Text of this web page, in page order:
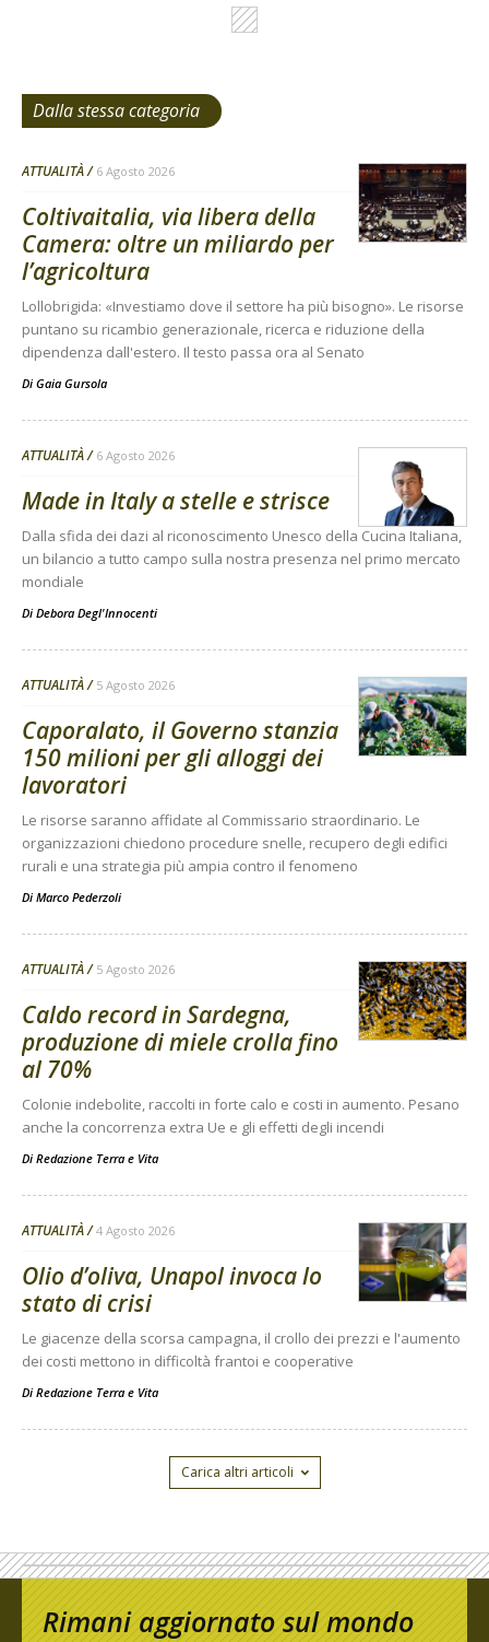
Dalla stessa categoria
ATTUALITÀ 6 Agosto 2026
Coltivaitalia, via libera della
Camera: oltre un miliardo per
l’agricoltura
Lollobrigida: «Investiamo dove il settore ha più bisogno». Le risorse
puntano su ricambio generazionale, ricerca e riduzione della
dipendenza dall'estero. Il testo passa ora al Senato
Di Gaia Gursola
ATTUALITÀ 6 Agosto 2026
Made in Italy a stelle e strisce
Dalla sfida dei dazi al riconoscimento Unesco della Cucina Italiana,
un bilancio a tutto campo sulla nostra presenza nel primo mercato
mondiale
Di Debora Degl'Innocenti
ATTUALITÀ 5 Agosto 2026
Caporalato, il Governo stanzia
150 milioni per gli alloggi dei
lavoratori
Le risorse saranno affidate al Commissario straordinario. Le
organizzazioni chiedono procedure snelle, recupero degli edifici
rurali e una strategia più ampia contro il fenomeno
Di Marco Pederzoli
ATTUALITÀ 5 Agosto 2026
Caldo record in Sardegna,
produzione di miele crolla fino
al 70%
Colonie indebolite, raccolti in forte calo e costi in aumento. Pesano
anche la concorrenza extra Ue e gli effetti degli incendi
Di Redazione Terra e Vita
ATTUALITÀ 4 Agosto 2026
Olio d’oliva, Unapol invoca lo
stato di crisi
Le giacenze della scorsa campagna, il crollo dei prezzi e l'aumento
dei costi mettono in difficoltà frantoi e cooperative
Di Redazione Terra e Vita
Carica altri articoli
Rimani aggiornato sul mondo